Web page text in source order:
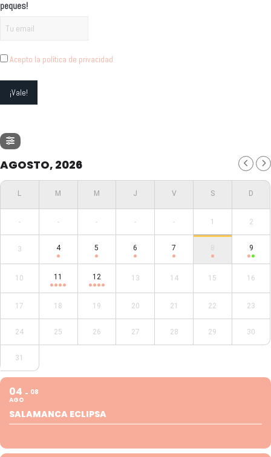
peques!
Acepto la política de privacidad
AGOSTO, 2026
- - - - - 1 2
3 4 5 6 7 8 9
10 11 12 13 14 15 16
17 18 19 20 21 22 23
24 25 26 27 28 29 30
31
04
AGO
08
SALAMANCA ECLIPSA